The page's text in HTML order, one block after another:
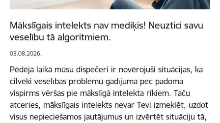
Mākslīgais intelekts nav mediķis! Neuztici savu
veselību tā algoritmiem.
03.08.2026.
Pēdējā laikā mūsu dispečeri ir novērojuši situācijas, ka
cilvēki veselības problēmu gadījumā pēc padoma
vispirms vēršas pie mākslīgā intelekta rīkiem. Taču
atceries, mākslīgais intelekts nevar Tevi izmeklēt, uzdot
visus nepieciešamos jautājumus un izvērtēt situāciju tā,